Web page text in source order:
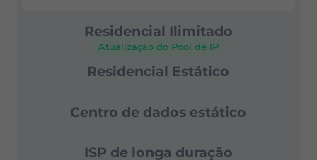
Residencial Ilimitado
Residencial Estático
Atualização do Pool de IP
Centro de dados estático
ISP de longa duração